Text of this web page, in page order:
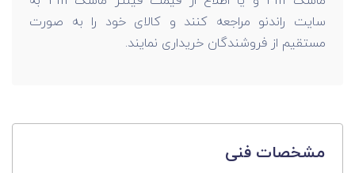
سایت راندنو مراجعه کنند و کالای خود را به صورت
مستقیم از فروشندگان خریداری نمایند.
مشخصات فنی